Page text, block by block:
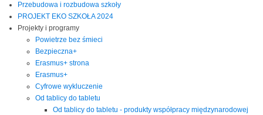
Przebudowa i rozbudowa szkoły
PROJEKT EKO SZKOŁA 2024
Projekty i programy
Powietrze bez śmieci
Bezpieczna+
Erasmus+ strona
Erasmus+
Cyfrowe wykluczenie
Od tablicy do tabletu
Od tablicy do tabletu - produkty współpracy międzynarodowej